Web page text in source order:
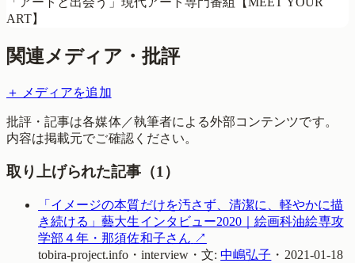
ART】
関連メディア・批評
＋ メディアを追加
批評・記事は各媒体／執筆者による外部コンテンツです。
内容は掲載元でご確認ください。
取り上げられた記事（1）
「イメージの本質だけを汚さず、清潔に、軽やかに描
き続ける」藝大生インタビュー2020｜絵画科油絵専攻
学部４年・那須佐和子さん ↗
tobira-project.info ・interview・ 文:中嶋弘子 ・ 2021-01-18